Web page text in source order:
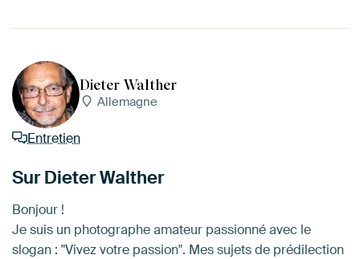
Dieter Walther
Allemagne
Entretien
Sur Dieter Walther
Bonjour !
Je suis un photographe amateur passionné avec le
slogan : "Vivez votre passion". Mes sujets de prédilection